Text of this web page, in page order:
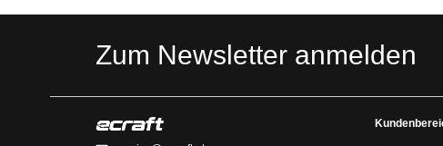
Zum Newsletter anmelden